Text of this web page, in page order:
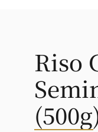
Riso